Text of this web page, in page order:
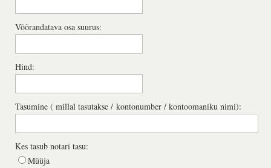
Võõrandatava osa suurus:
Hind:
Tasumine ( millal tasutakse / kontonumber / kontoomaniku nimi):
Kes tasub notari tasu:
Müüja